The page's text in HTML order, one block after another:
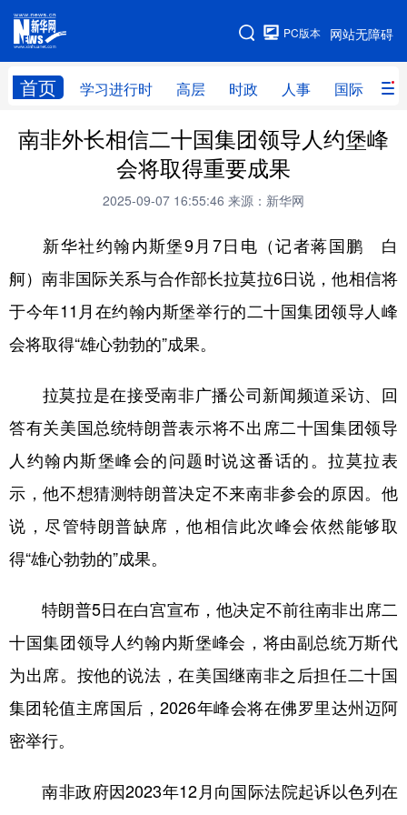
网站无障碍
PC版本
首页 学习进行时 高层 时政 人事 国际 财
网站地图
学习进行时 高层 时政 人事
财经 网评
全球连线
科技 科创 量子 体育
文化 书画 健康 军事
食品 人居 信息化 数字经济
学术中国 乡村振兴 溯源中国
旅游
彩票 娱乐 时尚 悦读
公益 一带一路
地方频道
北京 天津 河北 山西
辽宁
浙江 安徽 福建 江西
南非外长相信二十国集团领导人约堡峰
会将取得重要成果
2025-09-07 16:55:46 来源：新华网
新华社约翰内斯堡9月7日电（记者蒋国鹏 白
舸）南非国际关系与合作部长拉莫拉6日说，他相信将
于今年11月在约翰内斯堡举行的二十国集团领导人峰
会将取得“雄心勃勃的”成果。
拉莫拉是在接受南非广播公司新闻频道采访、回
答有关美国总统特朗普表示将不出席二十国集团领导
人约翰内斯堡峰会的问题时说这番话的。拉莫拉表
示，他不想猜测特朗普决定不来南非参会的原因。他
说，尽管特朗普缺席，他相信此次峰会依然能够取
得“雄心勃勃的”成果。
特朗普5日在白宫宣布，他决定不前往南非出席二
十国集团领导人约翰内斯堡峰会，将由副总统万斯代
为出席。按他的说法，在美国继南非之后担任二十国
集团轮值主席国后，2026年峰会将在佛罗里达州迈阿
密举行。
南非政府因2023年12月向国际法院起诉以色列在